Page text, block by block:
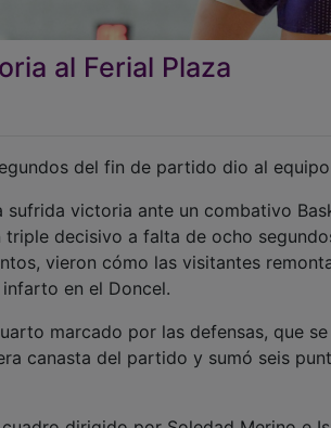
al Ferial Plaza
del fin de partido dio al
sufrida victoria ante un combativo
decisivo a falta de ocho
vieron cómo las visitantes
en el Doncel.
marcado por las defensas, que
canasta del partido y sumó seis